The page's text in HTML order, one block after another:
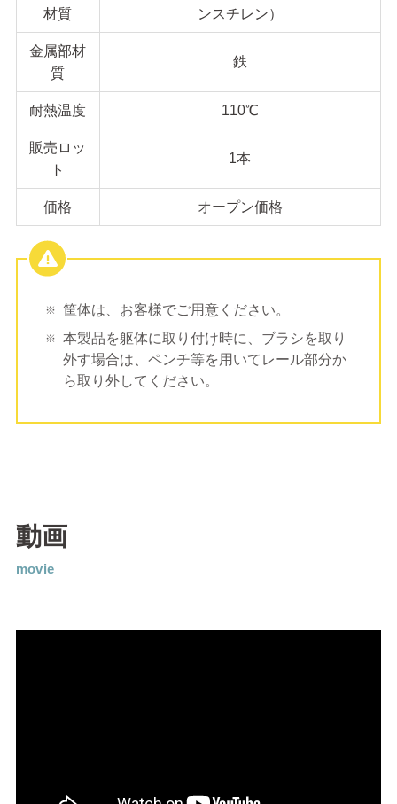
材質
ンスチレン）
金属部材
質
鉄
耐熱温度 110℃
販売ロッ
ト
1本
価格 オープン価格
筐体は、お客様でご用意ください。
本製品を躯体に取り付け時に、ブラシを取り
外す場合は、ペンチ等を用いてレール部分か
ら取り外してください。
動画
movie